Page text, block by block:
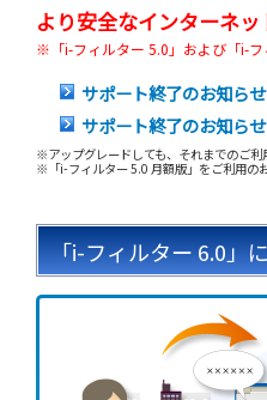
より安全なインターネ
※「i-フィルター 5.0」および「i-
サポート終了のお知ら
サポート終了のお知ら
※アップグレードしても、それまでのご利
※「i-フィルター 5.0 月額版」をご利用の
「i-フィルター 6.0」